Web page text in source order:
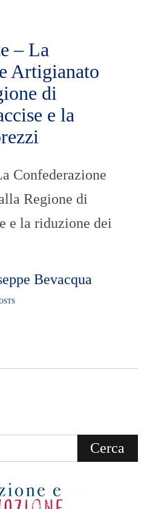
– La
Artigianato
di
e la
Confederazione
Regione di
e la riduzione dei
Bevacqua